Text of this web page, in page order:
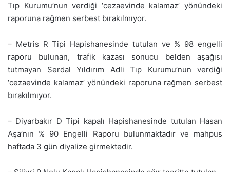
Tıp Kurumu’nun verdiği ‘cezaevinde kalamaz’ yönündeki
raporuna rağmen serbest bırakılmıyor.
– Metris R Tipi Hapishanesinde tutulan ve % 98 engelli
raporu bulunan, trafik kazası sonucu belden aşağısı
tutmayan Serdal Yıldırım Adli Tıp Kurumu’nun verdiği
‘cezaevinde kalamaz’ yönündeki raporuna rağmen serbest
bırakılmıyor.
– Diyarbakır D Tipi kapalı Hapishanesinde tutulan Hasan
Aşa’nın % 90 Engelli Raporu bulunmaktadır ve mahpus
haftada 3 gün diyalize girmektedir.